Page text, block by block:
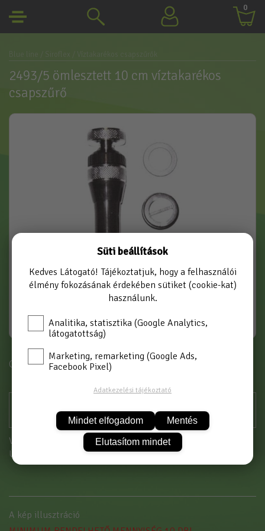
0
2493/5 ömlesztett 10 cm víztakarékos
csapszűrő
Cikkszám: 2493/5 ÖML
Vásárláshoz kérjük jelentkezzen be!
Új partnerként
itt tud regisztrálni
A kép illusztráció
Süti beállítások
Kedves Látogató! Tájékoztatjuk, hogy a felhasználói
élmény fokozásának érdekében sütiket (cookie-kat)
használunk.
Analitika, statisztika (Google Analytics,
látogatottság)
Marketing, remarketing (Google Ads,
Facebook Pixel)
Adatkezelési tájékoztató
Mindet elfogadom Mentés
Elutasítom mindet